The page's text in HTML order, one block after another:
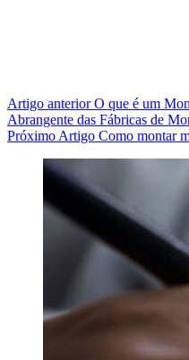
Artigo anteriorO que é um
Abrangente das Fábricas de
Próximo Artigo Como montar